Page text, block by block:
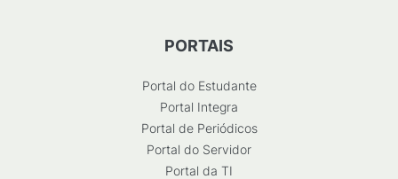
PORTAIS
Portal do Estudante
Portal Integra
Portal de Periódicos
Portal do Servidor
Portal da TI